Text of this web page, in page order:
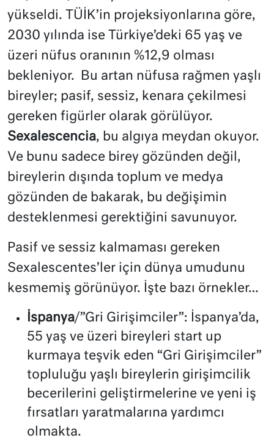
yükseldi. TÜİK’in projeksiyonlarına göre,
2030 yılında ise Türkiye’deki 65 yaş ve
üzeri nüfus oranının %12,9 olması
bekleniyor.
Bu artan nüfusa rağmen yaşlı
bireyler; pasif, sessiz, kenara çekilmesi
gereken figürler olarak görülüyor.
Sexalescencia, bu algıya meydan okuyor.
Ve bunu sadece birey gözünden değil,
bireylerin dışında toplum ve medya
gözünden de bakarak, bu değişimin
desteklenmesi gerektiğini savunuyor.
Pasif ve sessiz kalmaması gereken
Sexalescentes’ler için dünya umudunu
kesmemiş görünüyor. İşte bazı örnekler…
İspanya/”Gri Girişimciler”: İspanya’da,
55 yaş ve üzeri bireyleri start up
kurmaya teşvik eden “Gri Girişimciler”
topluluğu yaşlı bireylerin girişimcilik
becerilerini geliştirmelerine ve yeni iş
fırsatları yaratmalarına yardımcı
olmakta.